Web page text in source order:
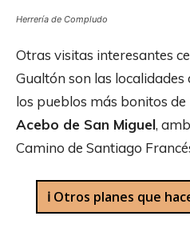
Herrería de Compludo
Otras visitas interesantes
Gualtón son las localidades
los pueblos más bonitos de
Acebo de San Miguel,
Camino de Santiago
ℹ️ Otros planes que